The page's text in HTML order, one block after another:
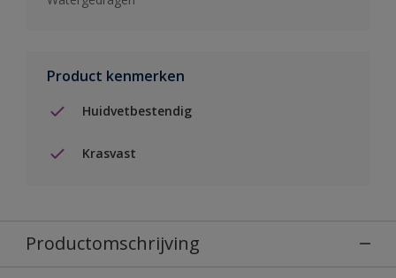
Product kenmerken
Huidvetbestendig
Krasvast
Productomschrijving